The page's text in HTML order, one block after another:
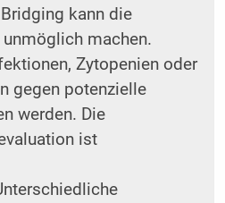
kann die
machen.
Zytopenien oder
gegen potenzielle
werden. Die
ist